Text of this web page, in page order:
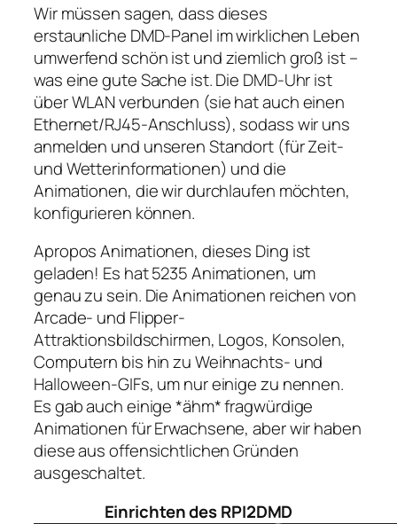
Wir müssen sagen, dass dieses
erstaunliche DMD-Panel im wirklichen Leben
umwerfend schön ist und ziemlich groß ist –
was eine gute Sache ist. Die DMD-Uhr ist
über WLAN verbunden (sie hat auch einen
Ethernet/RJ45-Anschluss), sodass wir uns
anmelden und unseren Standort (für Zeit-
und Wetterinformationen) und die
Animationen, die wir durchlaufen möchten,
konfigurieren können.
Apropos Animationen, dieses Ding ist
geladen! Es hat 5235 Animationen, um
genau zu sein. Die Animationen reichen von
Arcade- und Flipper-
Attraktionsbildschirmen, Logos, Konsolen,
Computern bis hin zu Weihnachts- und
Halloween-GIFs, um nur einige zu nennen.
Es gab auch einige *ähm* fragwürdige
Animationen für Erwachsene, aber wir haben
diese aus offensichtlichen Gründen
ausgeschaltet.
Einrichten des RPI2DMD